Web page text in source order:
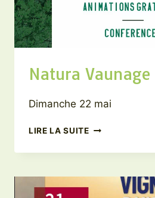
Natura
Dimanche 22 mai
LIRE LA SUITENATURA
2022